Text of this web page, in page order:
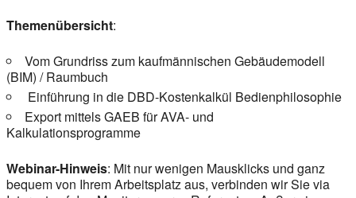
Themenübersicht:
Vom Grundriss zum kaufmännischen Gebäudemodell
(BIM) / Raumbuch
Einführung in die DBD-Kostenkalkül Bedienphilosophie
Export mittels GAEB für AVA- und
Kalkulationsprogramme
Webinar-Hinweis: Mit nur wenigen Mausklicks und ganz
bequem von Ihrem Arbeitsplatz aus, verbinden wir Sie via